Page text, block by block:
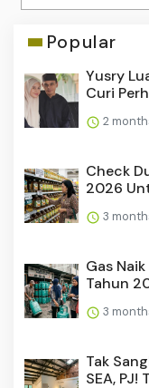
Popular
Yusry
Curi
2
Check
2026
3
Gas
Tahun
3
Tak
SEA, PJ!